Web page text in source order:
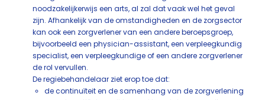
noodzakelijkerwijs een arts, al zal dat vaak wel het geval
zijn. Afhankelijk van de omstandigheden en de zorgsector
kan ook een zorgverlener van een andere beroepsgroep,
bijvoorbeeld een physician-assistant, een verpleegkundig
specialist, een verpleegkundige of een andere zorgverlener
de rol vervullen.
De regiebehandelaar ziet erop toe dat:
de continuïteit en de samenhang van de zorgverlening